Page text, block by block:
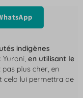
indigènes
Yurani, en utilisant le
plus cher, en
cela lui permettra de